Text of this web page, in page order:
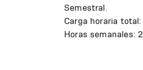
Semestral.
Carga horaria
Horas semanales: